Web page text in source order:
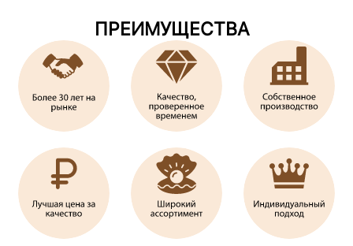
ПРЕИМУЩЕСТВА